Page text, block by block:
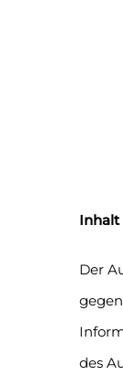
Inhalt
Der
des